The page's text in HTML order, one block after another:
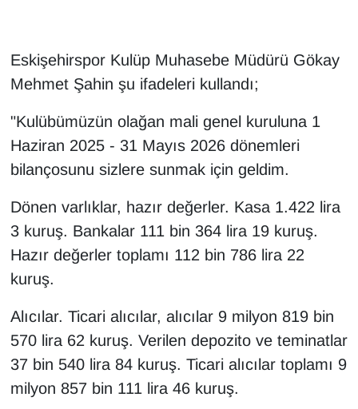
Eskişehirspor Kulüp Muhasebe Müdürü Gökay
Mehmet Şahin şu ifadeleri kullandı;
"Kulübümüzün olağan mali genel kuruluna 1
Haziran 2025 - 31 Mayıs 2026 dönemleri
bilançosunu sizlere sunmak için geldim.
Dönen varlıklar, hazır değerler. Kasa 1.422 lira
3 kuruş. Bankalar 111 bin 364 lira 19 kuruş.
Hazır değerler toplamı 112 bin 786 lira 22
kuruş.
Alıcılar. Ticari alıcılar, alıcılar 9 milyon 819 bin
570 lira 62 kuruş. Verilen depozito ve teminatlar
37 bin 540 lira 84 kuruş. Ticari alıcılar toplamı 9
milyon 857 bin 111 lira 46 kuruş.